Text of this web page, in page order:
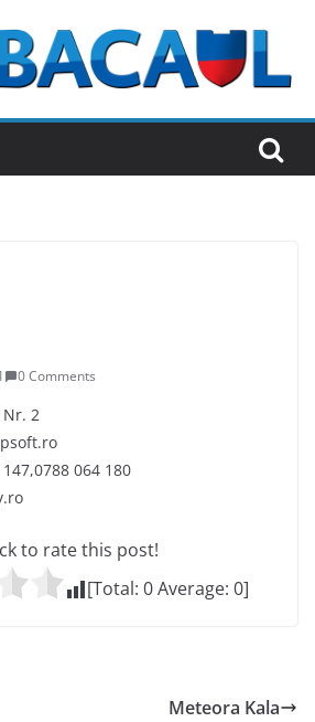
0 Comments
Nr. 2
064 180
to rate this post!
[Total: 0Average: 0]
Meteora Kala